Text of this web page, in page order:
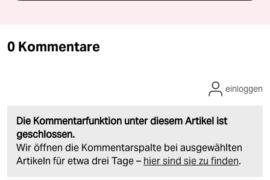
0 Kommentare
Die Kommentarfunktion unter diesem Artikel ist
geschlossen.
Wir öffnen die Kommentarspalte bei ausgewählten
Artikeln für etwa drei Tage – hier sind sie zu finden.
einloggen